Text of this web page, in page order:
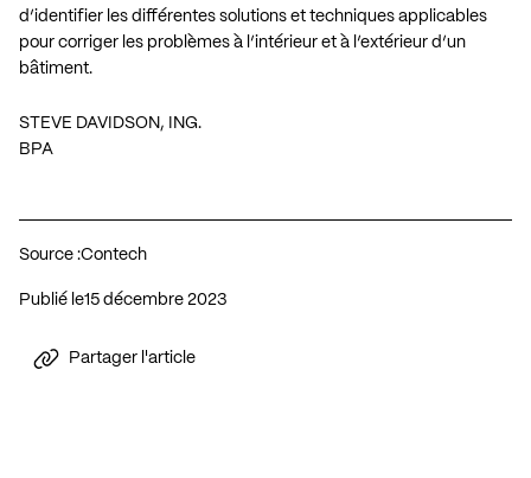
d’identifier les différentes solutions et techniques applicables
pour corriger les problèmes à l’intérieur et à l’extérieur d’un
bâtiment.
STEVE DAVIDSON, ING.
BPA
Source :Contech
Publié le 15 décembre 2023
Partager l'article